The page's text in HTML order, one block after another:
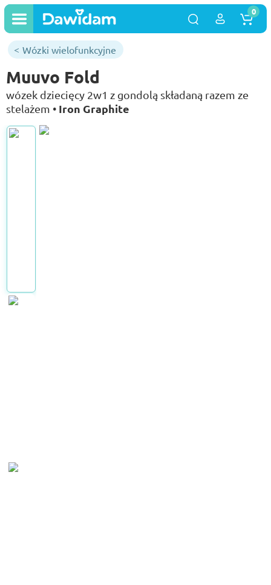
0
Wózki wielofunkcyjne
Muuvo Fold
wózek dziecięcy 2w1 z gondolą składaną razem ze
stelażem • Iron Graphite